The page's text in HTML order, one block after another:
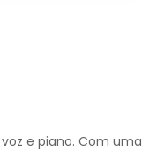
e piano. Com uma